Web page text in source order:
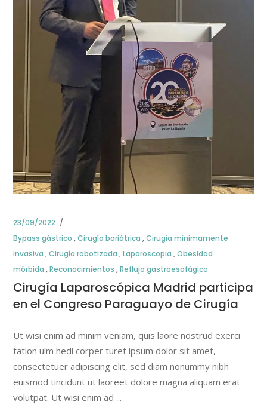
23/09/2022
Bypass gástrico ,Cirugía bariátrica ,Cirugía mínimamente
invasiva ,Cirugía robotizada ,Laparoscopia ,Obesidad
mórbida ,Reconocimientos ,Reflujo gastroesofágico
Cirugía Laparoscópica Madrid participa
en el Congreso Paraguayo de Cirugía
Ut wisi enim ad minim veniam, quis laore nostrud exerci
tation ulm hedi corper turet ipsum dolor sit amet,
consectetuer adipiscing elit, sed diam nonummy nibh
euismod tincidunt ut laoreet dolore magna aliquam erat
volutpat. Ut wisi enim ad